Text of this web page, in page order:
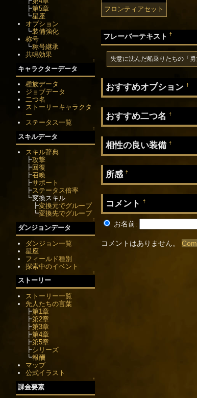
フロンティアセット
フレーバーテキスト †
失意に沈んだ船乗りたちの「
おすすめオプション †
おすすめ二つ名 †
相性の良い装備 †
所感 †
コメント †
お名前:
コメントはありません。
┣第5章
┗星座
オプション
┗装備強化
称号
┗称号継承
共鳴効果
↑
キャラクターデータ
種族データ
ジョブデータ
二つ名
ストーリーキャラクタ
ー
ステータス一覧
↑
スキルデータ
スキル辞典
┣攻撃
┣回復
┣召喚
┣サポート
┣ステータス倍率
┗変換スキル
┣変換元でグループ
┗変換先でグループ
↑
ダンジョンデータ
ダンジョン一覧
星座
フィールド種別
探索中のイベント
↑
ストーリー
ストーリー一覧
先人たちの言葉
┣第1章
┣第2章
┣第3章
┣第4章
┣第5章
┣シリーズ
┗報酬
マップ
公式イラスト
↑
課金要素